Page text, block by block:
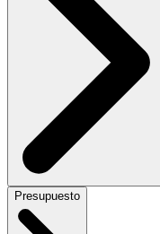
Presupuesto